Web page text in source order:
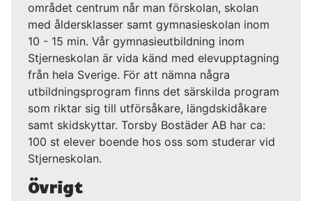
området centrum når man förskolan, skolan
med åldersklasser samt gymnasieskolan inom
10 - 15 min. Vår gymnasieutbildning inom
Stjerneskolan är vida känd med elevupptagning
från hela Sverige. För att nämna några
utbildningsprogram finns det särskilda program
som riktar sig till utförsåkare, längdskidåkare
samt skidskyttar. Torsby Bostäder AB har ca:
100 st elever boende hos oss som studerar vid
Stjerneskolan.
Övrigt